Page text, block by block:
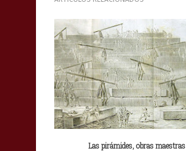
Las pirámides, obras maestras